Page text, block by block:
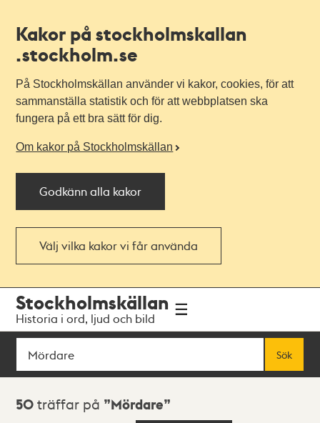
Kakor på stockholmskallan
.stockholm.se
På Stockholmskällan använder vi kakor, cookies, för att
sammanställa statistik och för att webbplatsen ska
fungera på ett bra sätt för dig.
Om kakor på Stockholmskällan
Godkänn alla kakor
Välj vilka kakor vi får använda
navigationen
huvudinnehållet
Stockholmskällan
Historia i ord, ljud och bild
Sök
Sök
Sökresultat
50 träffar på Mördare